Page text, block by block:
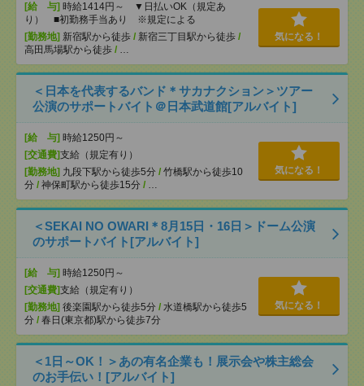
[給 与] 時給1414円～ ▼日払いOK（規定あ
り） ■初勤務手当あり ※規定による
[勤務地] 新宿駅から徒歩 / 新宿三丁目駅から徒歩 /
高田馬場駅から徒歩 / …
気になる！
＜日本を代表するバンド＊サカナクション＞ツアー
公演のサポートバイト＠日本武道館[アルバイト]
[給 与] 時給1250円～
[交通費]支給（規定有り）
[勤務地] 九段下駅から徒歩5分 / 竹橋駅から徒歩10
分 / 神保町駅から徒歩15分 / …
気になる！
＜SEKAI NO OWARI＊8月15日・16日＞ドーム公演
のサポートバイト[アルバイト]
[給 与] 時給1250円～
[交通費]支給（規定有り）
[勤務地] 後楽園駅から徒歩5分 / 水道橋駅から徒歩5
分 / 春日(東京都)駅から徒歩7分
気になる！
＜1日～OK！＞あの有名企業も！展示会や株主総会
のお手伝い！[アルバイト]